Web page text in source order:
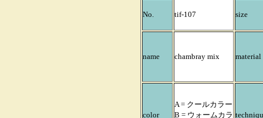
No. tif-107 size
name chambray mix material
color
A = クールカラー
B = ウォームカラ